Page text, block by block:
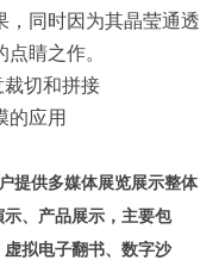
，同时因为其晶莹通透
睛之作。
裁切和拼接
的应用
提供多媒体展览展示整体
、产品展示，主要包
拟电子翻书、数字沙